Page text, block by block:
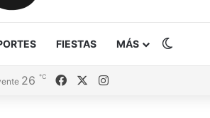
FIESTAS MÁS
26 ℃ FacebookInstagram